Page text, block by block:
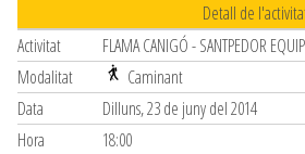
Detall de
Activitat
FLAMA CANIGÓ - SANTPEDOR
Modalitat
Caminant
Data
Dilluns, 23 de juny del 2014
Hora
18:00